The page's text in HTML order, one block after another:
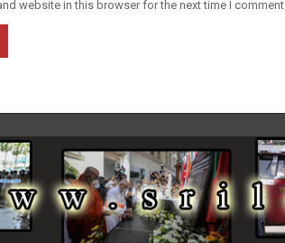
website in this browser for the next time I comment.